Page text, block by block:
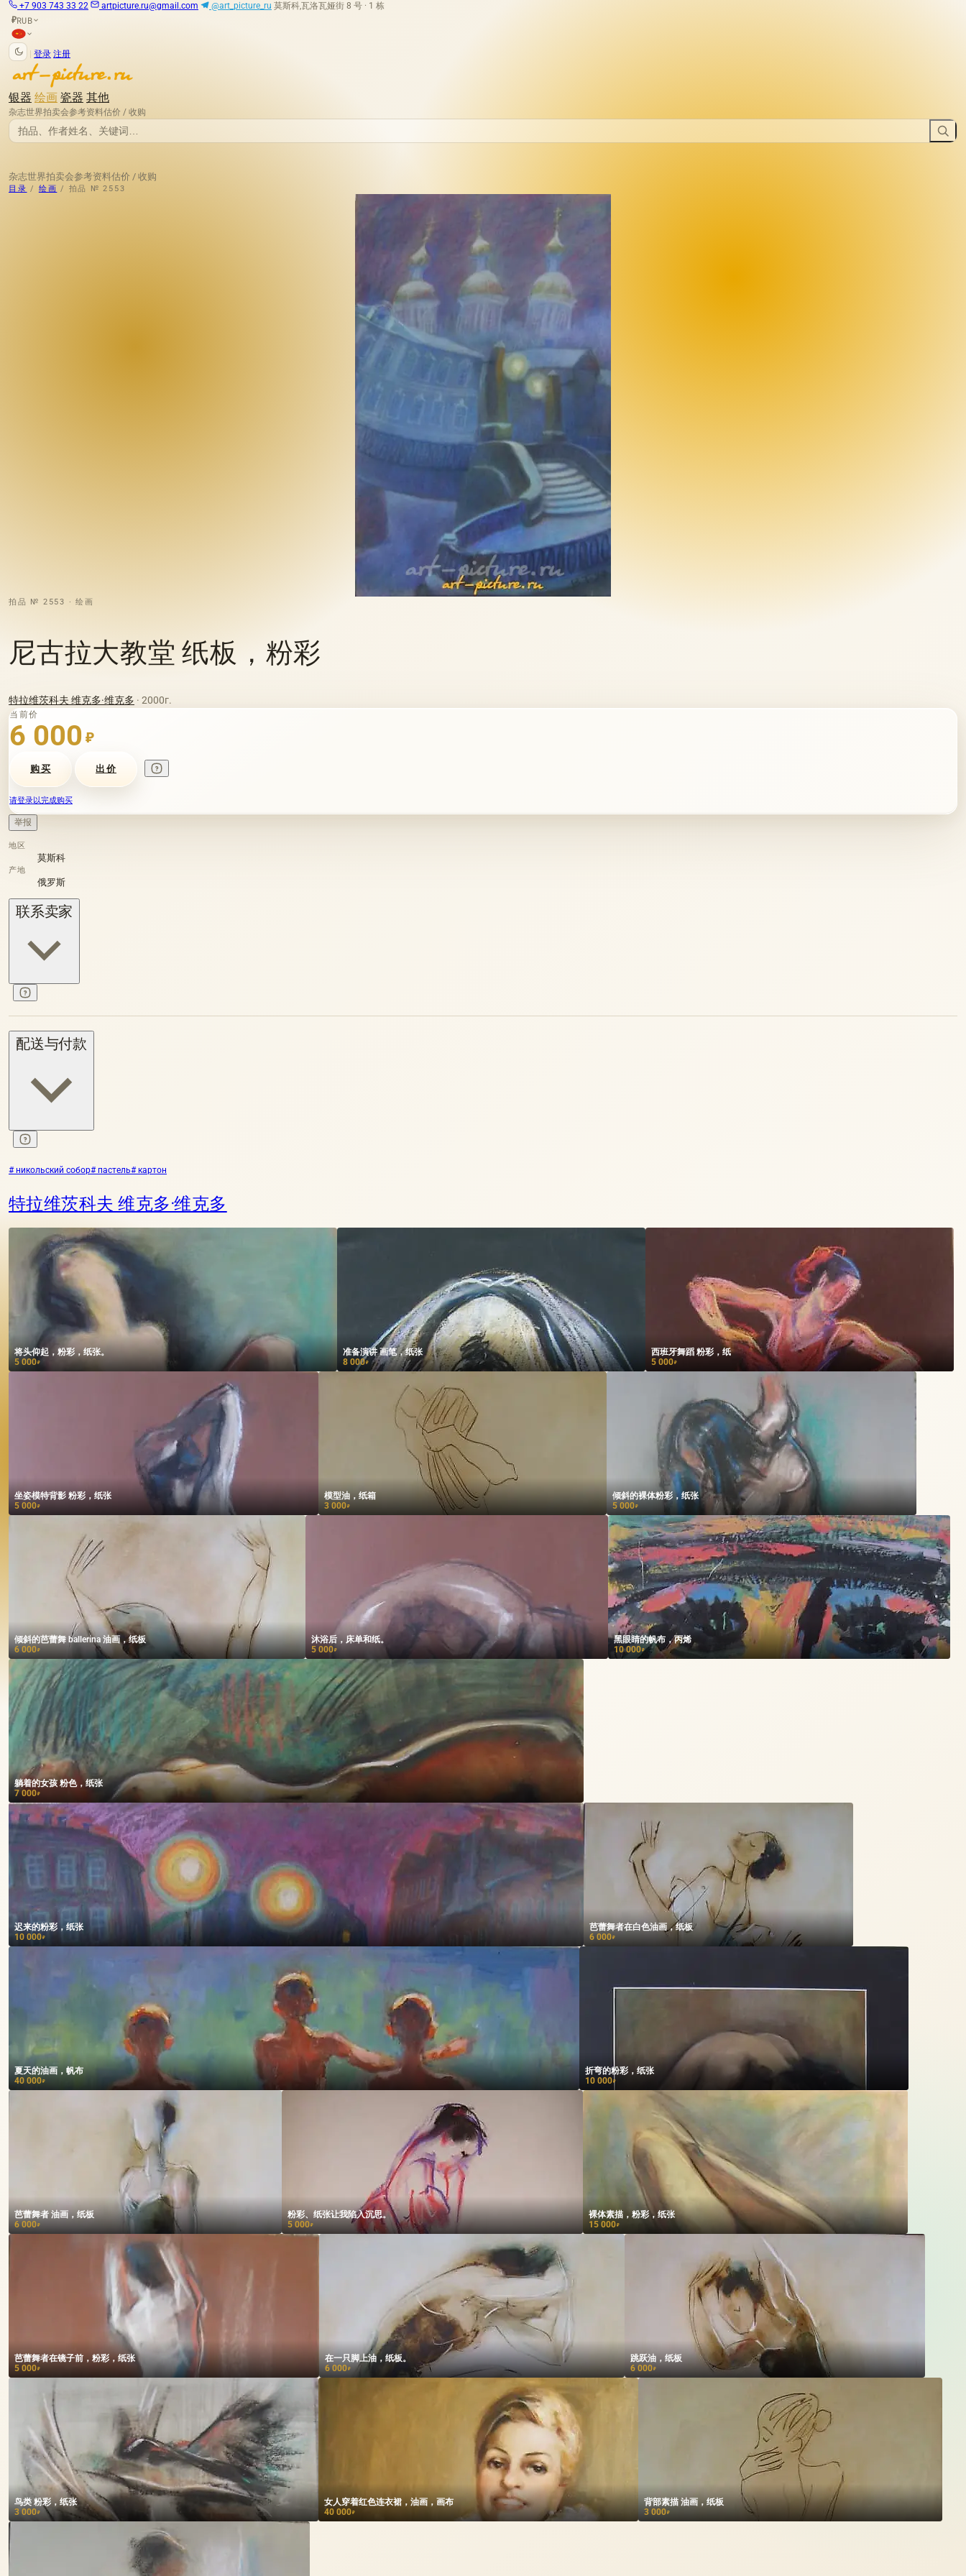
+7 903 743 33 22 artpicture.ru@gmail.com @art_picture_ru 莫斯科,瓦洛瓦娅街 8 号 · 1 栋
₽RUB
登录 注册
银器 绘画 瓷器 其他
杂志世界拍卖会参考资料估价 / 收购
杂志世界拍卖会参考资料估价 / 收购
目录 / 绘画 / 拍品 № 2553
拍品 № 2553 · 绘画
尼古拉大教堂 纸板，粉彩
特拉维茨科夫 维克多·维克多 · 2000г.
当前价
6 000 ₽
购买 出价
请登录以完成购买
举报
地区
莫斯科
产地
俄罗斯
联系卖家
配送与付款
# никольский собор# пастель# картон
特拉维茨科夫 维克多·维克多
将头仰起，粉彩，纸张。
5 000₽
准备演讲 画笔，纸张
8 000₽
西班牙舞蹈 粉彩，纸
5 000₽
坐姿模特背影 粉彩，纸张
5 000₽
模型油，纸箱
3 000₽
倾斜的裸体粉彩，纸张
5 000₽
倾斜的芭蕾舞 ballerina 油画，纸板
6 000₽
沐浴后，床单和纸。
5 000₽
黑眼睛的帆布，丙烯
10 000₽
躺着的女孩 粉色，纸张
7 000₽
迟来的粉彩，纸张
10 000₽
芭蕾舞者在白色油画，纸板
6 000₽
夏天的油画，帆布
40 000₽
折弯的粉彩，纸张
10 000₽
芭蕾舞者 油画，纸板
6 000₽
粉彩、纸张让我陷入沉思。
5 000₽
裸体素描，粉彩，纸张
15 000₽
芭蕾舞者在镜子前，粉彩，纸张
5 000₽
在一只脚上油，纸板。
6 000₽
跳跃油，纸板
6 000₽
鸟类 粉彩，纸张
3 000₽
女人穿着红色连衣裙，油画，画布
40 000₽
背部素描 油画，纸板
3 000₽